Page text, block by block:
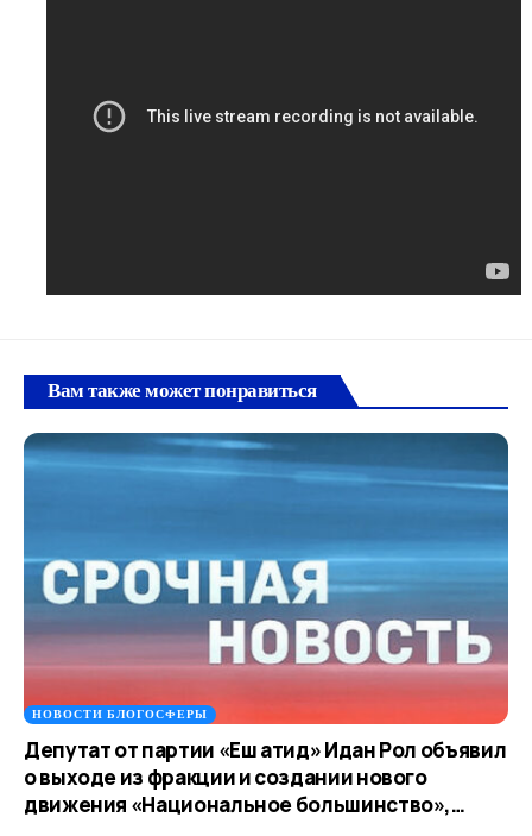
Вам также может понравиться
НОВОСТИ БЛОГОСФЕРЫ
Депутат от партии «Еш атид» Идан Рол объявил
о выходе из фракции и создании нового
движения «Национальное большинство»,…